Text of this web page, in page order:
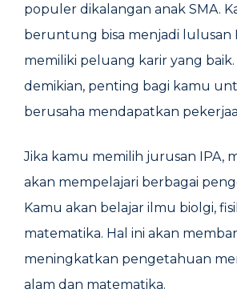
populer dikalangan anak SMA.
beruntung bisa menjadi lulusan
memiliki peluang karir yang
demikian, penting bagi kamu
berusaha mendapatkan
Jika kamu memilih jurusan IPA,
akan mempelajari berbagai
Kamu akan belajar ilmu biolgi,
matematika. Hal ini akan
meningkatkan pengetahuan
alam dan matematika.